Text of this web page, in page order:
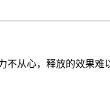
从心，释放的效果难